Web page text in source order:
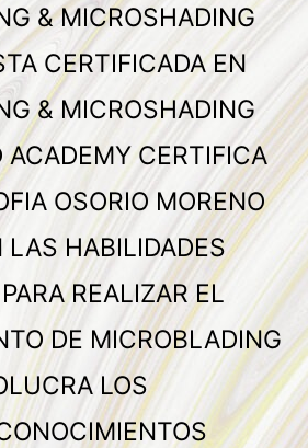
& MICROSHADING
CERTIFICADA EN
& MICROSHADING
ACADEMY CERTIFICA
OSORIO MORENO
HABILIDADES
REALIZAR EL
DE MICROBLADING
LOS